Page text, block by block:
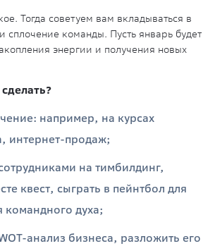
Тогда советуем вам вкладываться в
сплочение команды. Пусть январь будет
энергии и получения новых
например, на курсах
интернет-продаж;
на тимбилдинг,
квест, сыграть в пейнтбол для
командного духа;
анализ бизнеса, разложить его